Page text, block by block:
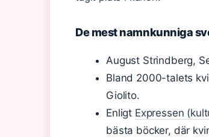
De mest namnkunniga
August Strindberg,
Bland 2000-talets
Giolito.
Enligt Expressen
bästa böcker, där